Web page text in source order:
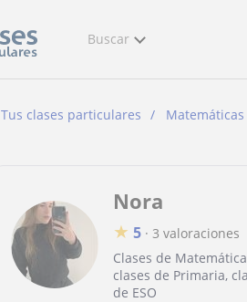
Buscar
Tus clases particulares Matemáticas
Nora
★ 5 · 3 valoraciones
Clases de
clases de Primaria,
de ESO